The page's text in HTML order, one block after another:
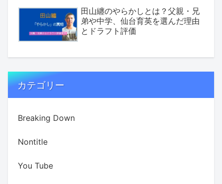
田山纏のやらかしとは？父親・兄
弟や中学、仙台育英を選んだ理由
とドラフト評価
カテゴリー
Breaking Down
Nontitle
You Tube